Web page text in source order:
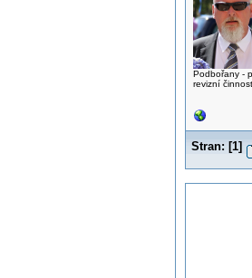
Podbořany -
revizní
Stran: [1]